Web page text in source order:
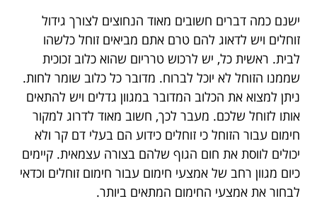
ישנם כמה דברים חשובים מאוד הנחוצים לצורך גידול
זוחלים ויש לדאוג להם טרם אתם מביאים זוחל כלשהו
לבית. ראשית כל, יש לרכוש טרריום שהוא כלוב זכוכית
שממנו הזוחל לא יוכל לברוח. מדובר כל כלוב שומר לחות.
ניתן למצוא את הכלוב המדובר במגוון גדלים ויש להתאים
אותו לזוחל שלכם. מעבר לכך, חשוב מאוד לדרוג למקור
חימום עבור הזוחל כי זוחלים כידוע הם בעלי דם קר ולא
יכולים לווסת את חום הגוף שלהם בצורה עצמאית. קיימים
כיום מגוון רחב של אמצעי חימום עבור חימום זוחלים וכדאי
לבחור את אמצעי החימום המתאים ביותר.